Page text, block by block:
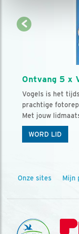
Ontvang 5 x
Vogels is het
prachtige
Met jouw
WORD LID
Onze sites Mijn